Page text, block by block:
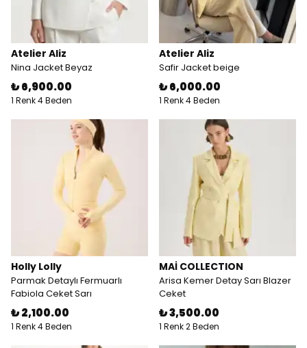
Atelier Aliz
Nina Jacket Beyaz
₺ 6,900.00
1 Renk 4 Beden
Atelier Aliz
Safir Jacket beige
₺ 6,000.00
1 Renk 4 Beden
Holly Lolly
Parmak Detaylı Fermuarlı
Fabiola Ceket Sarı
₺ 2,100.00
1 Renk 4 Beden
MAİ COLLECTION
Arisa Kemer Detay Sarı Blazer
Ceket
₺ 3,500.00
1 Renk 2 Beden